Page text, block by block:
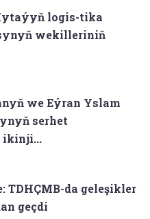
logis-tika
wekilleriniň
we Eýran Yslam
serhet
TDHÇMB-da geleşikler
geçdi